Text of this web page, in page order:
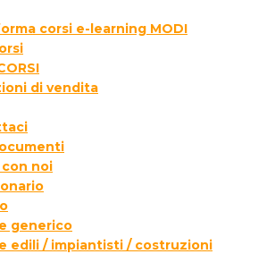
corsi e-learning MODI
di vendita
con noi
generico
edili / impiantisti / costruzioni